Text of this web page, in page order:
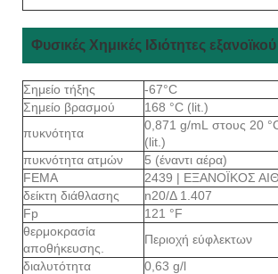
Φυσικές Χημικές Ιδιότητες
Σημείο τήξης
-67°C
Σημείο βρασμού
168 °C (lit.)
πυκνότητα
0,871 g/mL στους 20
(lit.)
πυκνότητα ατμών
5 (έναντι αέρα)
FEMA
2439 | ΕΞΑΝΟΪΚΟΣ
δείκτη διάθλασης
n20/Δ 1.407
Fp
121 °F
θερμοκρασία
αποθήκευσης.
Περιοχή εύφλεκτων
διαλυτότητα
0,63 g/l